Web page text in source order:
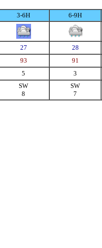
3-6H
6-9H
27
28
93
91
5 3
SW
8
SW
7